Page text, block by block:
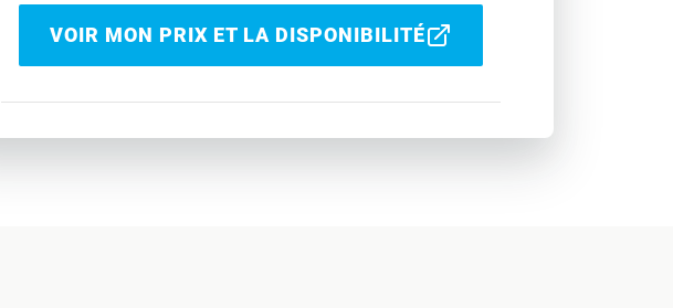
VOIR MON PRIX ET LA DISPONIBILITÉ